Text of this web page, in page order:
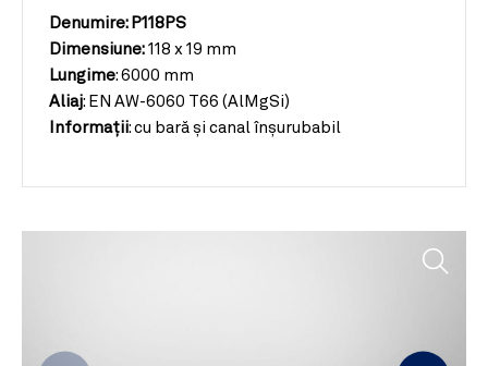
Denumire: P118PS
Dimensiune: 118 x 19 mm
Lungime: 6000 mm
Aliaj: EN AW-6060 T66 (AlMgSi)
Informații: cu bară şi canal înşurubabil